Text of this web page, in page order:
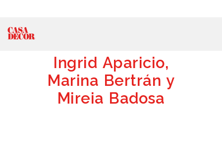
Ingrid Aparicio,
Marina Bertrán y
Mireia Badosa